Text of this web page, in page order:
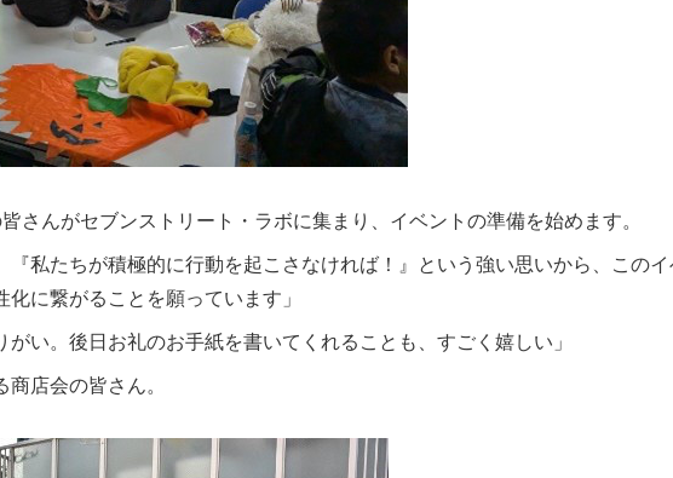
さんがセブンストリート・ラボに集まり、イベントの準備を始めます。
『私たちが積極的に行動を起こさなければ！』という強い思いから、この
に繋がることを願っています」
がい。後日お礼のお手紙を書いてくれることも、すごく嬉しい」
店会の皆さん。